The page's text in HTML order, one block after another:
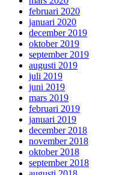
februari 2020
januari 2020
december 2019
oktober 2019
september 2019
augusti 2019
juli 2019
juni 2019
mars 2019
februari 2019
januari 2019
december 2018
november 2018
oktober 2018
september 2018